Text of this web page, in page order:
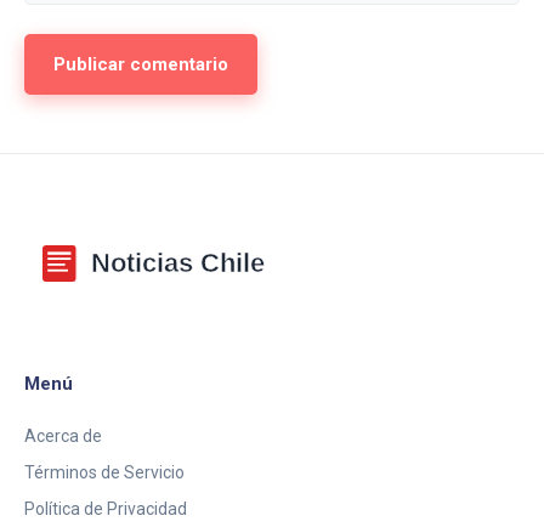
Menú
Acerca de
Términos de Servicio
Política de Privacidad